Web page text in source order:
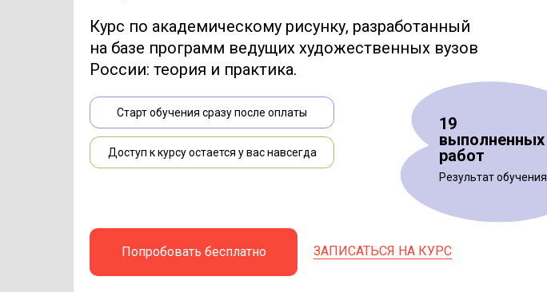
Курс по академическому рисунку, разработанный
на базе программ ведущих художественных вузов
России: теория и практика.
Попробовать бесплатно ЗАПИСАТЬСЯ НА КУРС
Доступ к курсу остается у вас навсегда
Результат обучения
Старт обучения сразу после оплаты
19
выполненных
работ